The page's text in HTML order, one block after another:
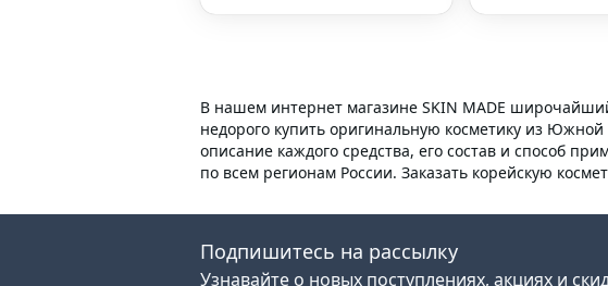
В нашем интернет магазине SKIN MADE
недорого купить оригинальную косметику из
описание каждого средства, его состав и способ
по всем регионам России. Заказать корейскую
Подпишитесь на рассылку
Узнавайте о новых поступлениях, акциях и